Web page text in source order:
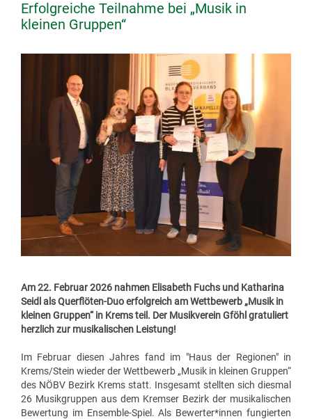
Erfolgreiche Teilnahme bei „Musik in
kleinen Gruppen“
Am 22. Februar 2026 nahmen Elisabeth Fuchs und Katharina
Seidl als Querflöten-Duo erfolgreich am Wettbewerb „Musik in
kleinen Gruppen“ in Krems teil. Der Musikverein Gföhl gratuliert
herzlich zur musikalischen Leistung!
Im Februar diesen Jahres fand im "Haus der Regionen" in
Krems/Stein wieder der Wettbewerb „Musik in kleinen Gruppen“
des NÖBV Bezirk Krems statt. Insgesamt stellten sich diesmal
26 Musikgruppen aus dem Kremser Bezirk der musikalischen
Bewertung im Ensemble-Spiel. Als Bewerter*innen fungierten